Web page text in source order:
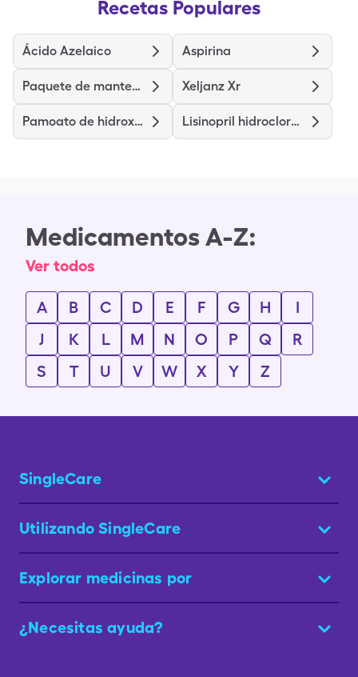
Recetas Populares
Ácido Azelaico Aspirina
Paquete de mantenimiento Imvexxy Xeljanz Xr
Pamoato de hidroxizina Lisinopril hidroclorotiazida
Medicamentos A-Z:
Ver todos
A B C D E F G H
I
J
K L M N O P Q
R
S
T U V W X Y Z
SingleCare
Utilizando SingleCare
Explorar medicinas por
¿Necesitas ayuda?